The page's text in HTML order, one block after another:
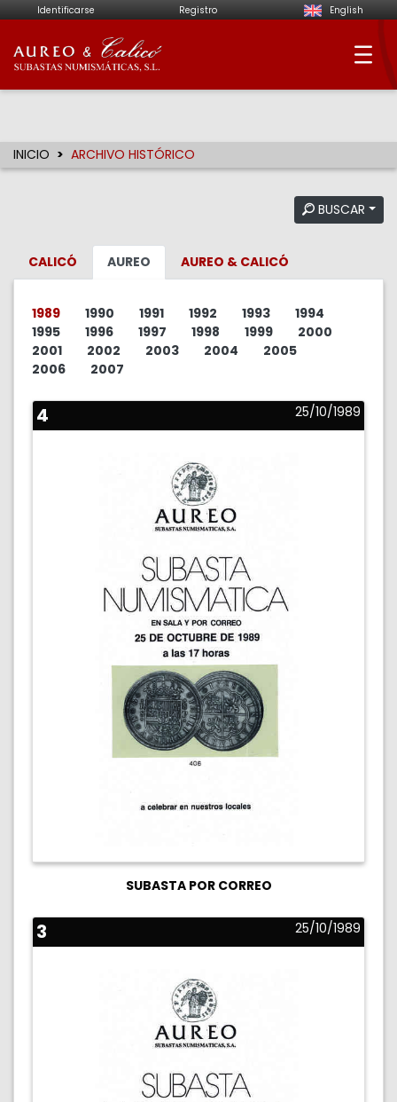
Identificarse Registro English
Aureo & Calicó -
INICIO ARCHIVO HISTÓRICO
BUSCAR
CALICÓ AUREO AUREO & CALICÓ
1989 1990 1991 1992 1993
1994
1995
1996 1997 1998 1999
2000
2001
2002 2003 2004
2005
2006
2007
4 25/10/1989
SUBASTA POR CORREO
3 25/10/1989